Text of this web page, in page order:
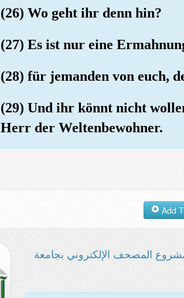
(26) Wo geht ihr denn hin?
(27) Es ist nur eine
(28) für jemanden von euch,
(29) Und ihr könnt nicht
Herr der Weltenbewohner.
المصحف الإلكتروني بجامعة